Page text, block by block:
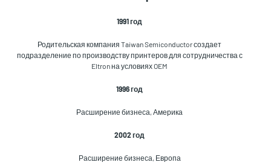
1991 год
Родительская компания Taiwan Semiconductor создает
подразделение по производству принтеров для сотрудничества с
Eltron на условиях OEM
1996 год
Расширение бизнеса, Америка
2002 год
Расширение бизнеса, Европа